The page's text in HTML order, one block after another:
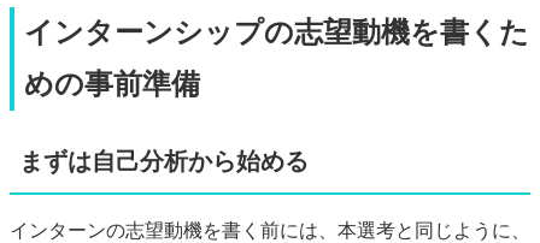
インターンシップの志望動機を書くた
めの事前準備
まずは自己分析から始める
インターンの志望動機を書く前には、本選考と同じように、